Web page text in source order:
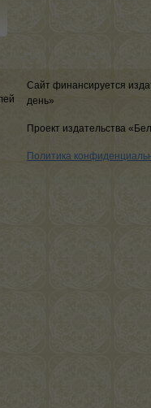
Сайт финансируется
день»
Проект издательства
Политика